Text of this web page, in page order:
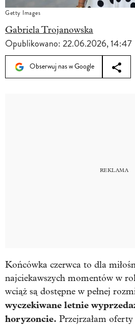
Getty Images
Gabriela Trojanowska
Opublikowano:22.06.2026, 14:47
Obserwuj nas w Google
Końcówka czerwca to dla
najciekawszych momentów w
wciąż są dostępne w pełnej
wyczekiwane letnie
horyzoncie. Przejrzałam